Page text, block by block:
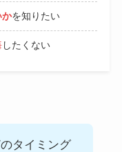
かを知りたい
したくない
タイミング